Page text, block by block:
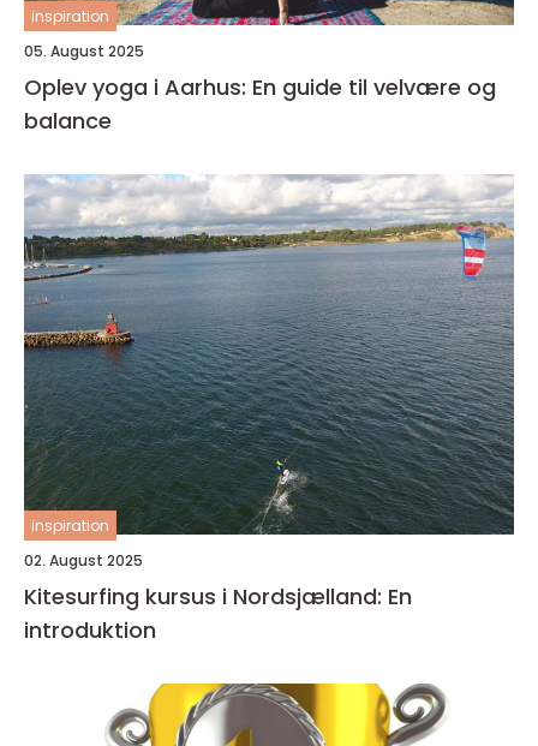
inspiration
05. August 2025
Oplev yoga i Aarhus: En guide til velvære og
balance
inspiration
02. August 2025
Kitesurfing kursus i Nordsjælland: En
introduktion